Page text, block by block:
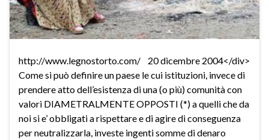
http://www.legnostorto.com/ 20 dicembre 2004</div>
Come si può definire un paese le cui istituzioni, invece di
prendere atto dell’esistenza di una (o più) comunità con
valori DIAMETRALMENTE OPPOSTI (*) a quelli che da
noi si e’ obbligati a rispettare e di agire di conseguenza
per neutralizzarla, investe ingenti somme di denaro